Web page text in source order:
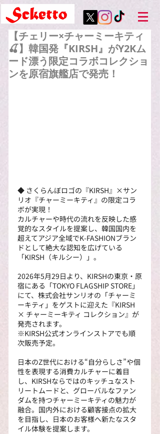
【チェリー×チャーミーキティ
🍒】韓国発『KIRSH』がY2Kム
ード漂う限定コラボコレクショ
ンを原宿旗艦店で発売！
◆ さくらんぼロゴの『KIRSH』×サン
リオ『チャーミーキティ』の限定コラ
ボが実現！
カルチャーや時代の流れを反映した感
覚的なスタイルを提案し、韓国国内を
超えてアジア全域でK-FASHIONブラン
ドとして絶大な認知を広げている
「KIRSH（キルシー）」。
2026年5月29日より、KIRSHの東京・原
宿にある「TOKYO FLAGSHIP STORE」
にて、株式会社サンリオの「チャーミ
ーキティ」をゲストに迎えた『KIRSH
× チャーミーキティ コレクション』が
発売されます。
※KIRSH公式オンラインストアでも順
次販売予定。
日本のZ世代における“自分らしさ”や個
性を表現する消費カルチャーに着目
し、KIRSHならではのキッチュなスト
リートムードと、グローバルなファン
ダムを持つチャーミーキティの魅力が
融合。国内外における顧客接点の拡大
を目指し、日本のお客様へ新たなスタ
イル体験を提案します。